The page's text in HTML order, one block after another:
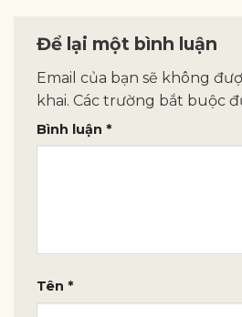
Để lại một bình luận
Email của bạn sẽ không
khai. Các trường bắt buộc
Bình luận *
Tên *